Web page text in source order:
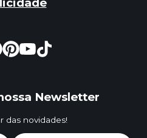
Newsletter
das novidades!